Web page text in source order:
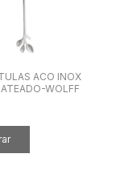
ACO INOX
WOLFF